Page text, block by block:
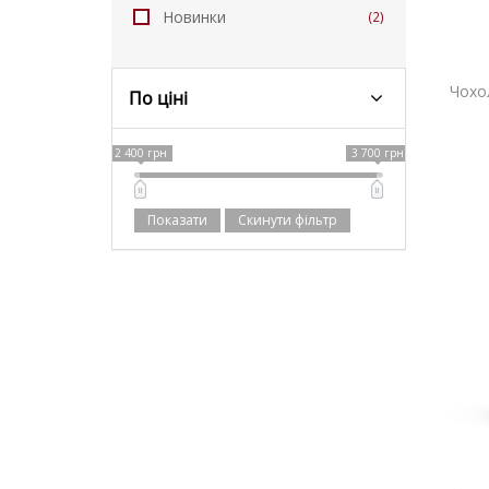
Новинки (2)
По ціні
2 400 грн 3 700 грн
Скинути фільтр
накидка COVER для JBL SRX 715 M